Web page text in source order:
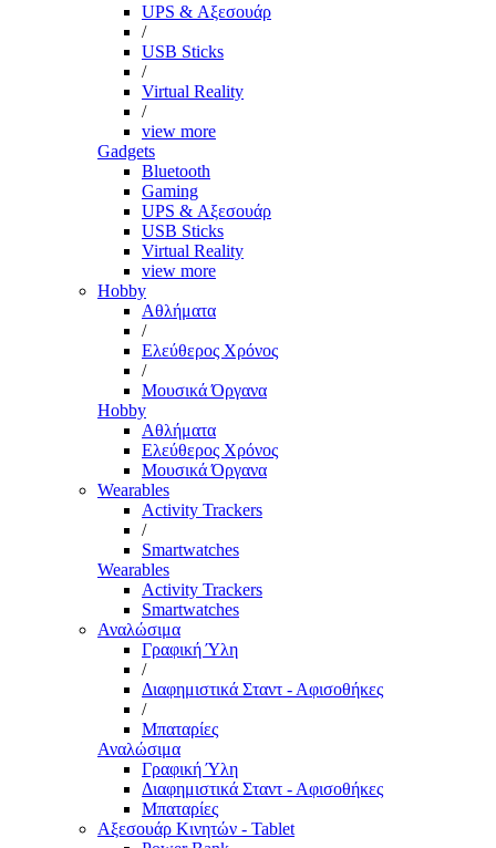
UPS & Αξεσουάρ
/
USB Sticks
/
Virtual Reality
/
view more
Gadgets
Bluetooth
Gaming
UPS & Αξεσουάρ
USB Sticks
Virtual Reality
view more
Hobby
Αθλήματα
/
Ελεύθερος Χρόνος
/
Μουσικά Όργανα
Hobby
Αθλήματα
Ελεύθερος Χρόνος
Μουσικά Όργανα
Wearables
Activity Trackers
/
Smartwatches
Wearables
Activity Trackers
Smartwatches
Αναλώσιμα
Γραφική Ύλη
/
Διαφημιστικά Σταντ - Αφισοθήκες
/
Μπαταρίες
Αναλώσιμα
Γραφική Ύλη
Διαφημιστικά Σταντ - Αφισοθήκες
Μπαταρίες
Αξεσουάρ Κινητών - Tablet